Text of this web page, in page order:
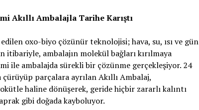
Akıllı Ambalajla Tarihe Karıştı
oxo-biyo çözünür teknolojisi; hava, su, ısı ve gün
itibariyle, ambalajın molekül bağları kırılmaya
ile ambalajda sürekli bir çözünme gerçekleşiyor. 24
çürüyüp parçalara ayrılan Akıllı Ambalaj,
haline dönüşerek, geride hiçbir zararlı kalıntı
gibi doğada kayboluyor.